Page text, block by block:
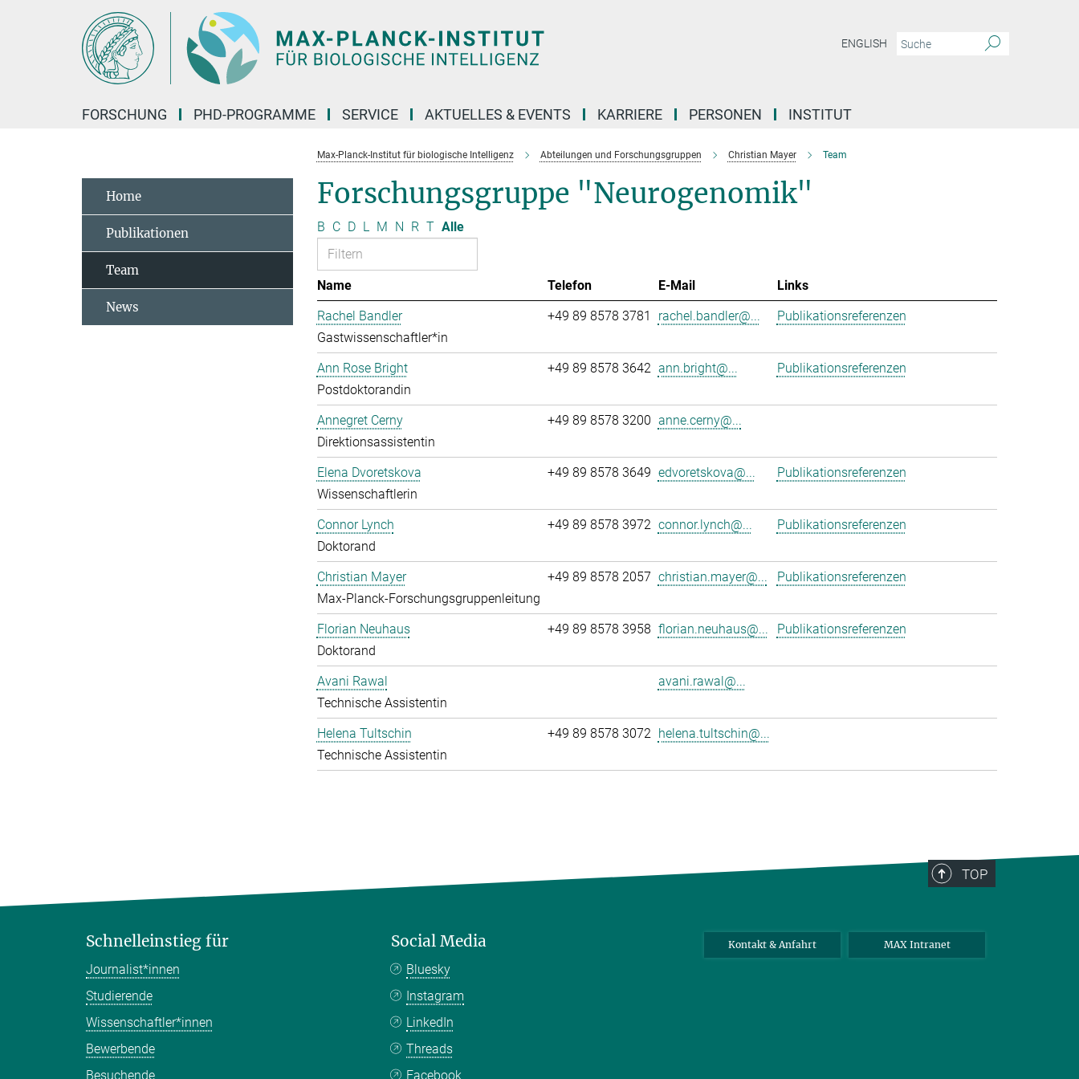
ENGLISH
FORSCHUNG PHD-PROGRAMME SERVICE AKTUELLES & EVENTS KARRIERE PERSONEN INSTITUT
Max-Planck-Institut für biologische Intelligenz Abteilungen und Forschungsgruppen Christian Mayer Team
Forschungsgruppe "Neurogenomik"
B C D L M N R T Alle
Name Telefon E-Mail
Links
Rachel Bandler
Gastwissenschaftler*in
+49 89 8578 3781 rachel.bandler@... Publikationsreferenzen
Ann Rose Bright
Postdoktorandin
+49 89 8578 3642 ann.bright@... Publikationsreferenzen
Annegret Cerny
Direktionsassistentin
+49 89 8578 3200 anne.cerny@...
Elena Dvoretskova
Wissenschaftlerin
+49 89 8578 3649 edvoretskova@... Publikationsreferenzen
Connor Lynch
Doktorand
+49 89 8578 3972 connor.lynch@... Publikationsreferenzen
Christian Mayer
Max-Planck-Forschungsgruppenleitung
+49 89 8578 2057 christian.mayer@... Publikationsreferenzen
Florian Neuhaus
Doktorand
+49 89 8578 3958 florian.neuhaus@... Publikationsreferenzen
Avani Rawal
Technische Assistentin
avani.rawal@...
Helena Tultschin
Technische Assistentin
+49 89 8578 3072 helena.tultschin@...
Home
Publikationen
Team
News
TOP
Schnelleinstieg für
Journalist*innen
Studierende
Wissenschaftler*innen
Bewerbende
Besuchende
Social Media
Bluesky
Instagram
LinkedIn
Threads
Facebook
Kontakt & Anfahrt MAX Intranet